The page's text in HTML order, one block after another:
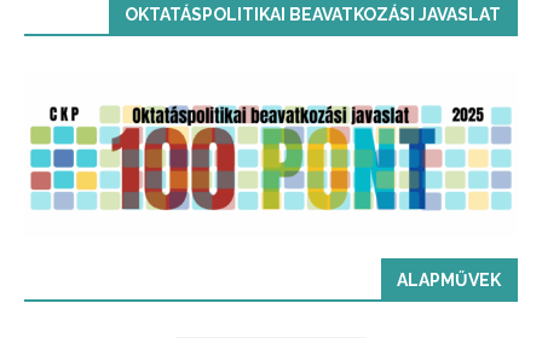
OKTATÁSPOLITIKAI BEAVATKOZÁSI JAVASLAT
ALAPMŰVEK